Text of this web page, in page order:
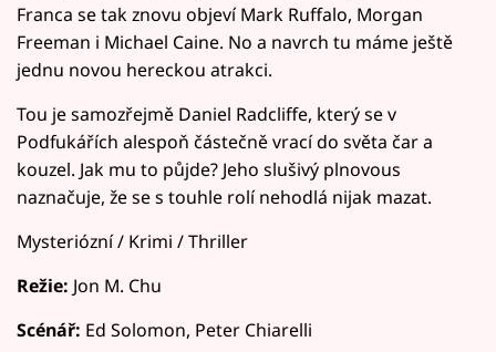
Franca se tak znovu objeví Mark Ruffalo, Morgan
Freeman i Michael Caine. No a navrch tu máme ještě
jednu novou hereckou atrakci.
Tou je samozřejmě Daniel Radcliffe, který se v
Podfukářích alespoň částečně vrací do světa čar a
kouzel. Jak mu to půjde? Jeho slušivý plnovous
naznačuje, že se s touhle rolí nehodlá nijak mazat.
Mysteriózní / Krimi / Thriller
Režie: Jon M. Chu
Scénář: Ed Solomon, Peter Chiarelli